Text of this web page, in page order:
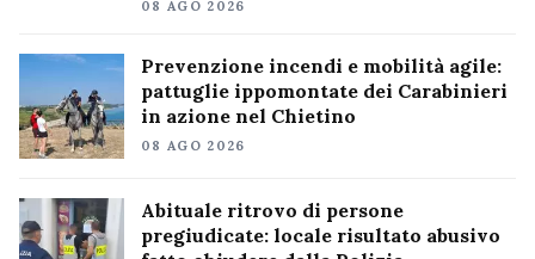
08 AGO 2026
Prevenzione incendi e mobilità agile:
pattuglie ippomontate dei Carabinieri
in azione nel Chietino
08 AGO 2026
Abituale ritrovo di persone
pregiudicate: locale risultato abusivo